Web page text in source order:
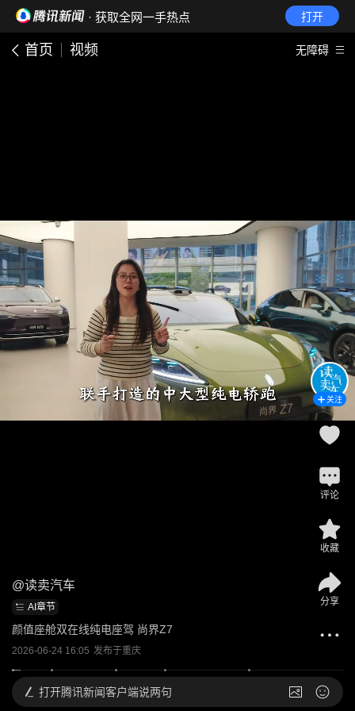
· 获取全网一手热点 打开
首页 视频 无障碍
@读卖汽车
AI章节
颜值座舱双在线纯电座驾 尚界Z7
2026-06-24 16:05 发布于重庆
关注
评论
收藏
分享
打开腾讯新闻客户端说两句